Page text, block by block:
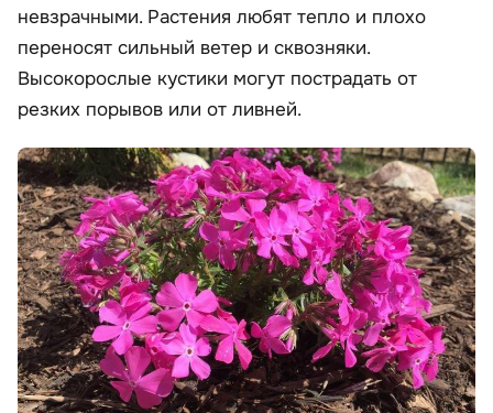
невзрачными. Растения любят тепло и плохо
переносят сильный ветер и сквозняки.
Высокорослые кустики могут пострадать от
резких порывов или от ливней.